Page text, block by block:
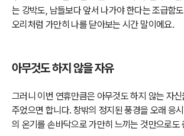
는 강박도, 남들보다 앞서 나가야 한다는 조급함
오리처럼 가만히 나를 닫아보는 시간 말이에요.
아무것도 하지 않을 자유
그러니 이번 연휴만큼은 아무것도 하지 않는 자
주었으면 합니다. 창밖의 정지된 풍경을 오래 응
의 온기를 손바닥으로 가만히 느끼는 것만으로도